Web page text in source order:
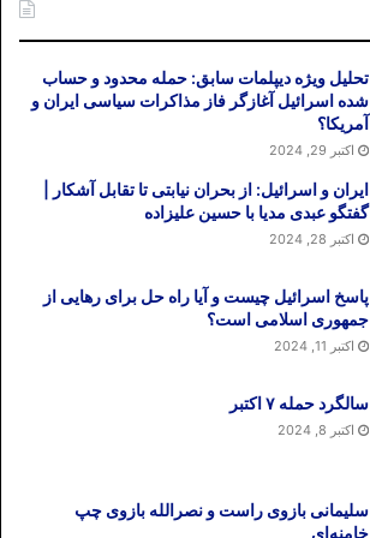
تحلیل ویژه دیپلمات سابق: حمله محدود و حساب
شده اسرائیل آغازگر فاز مذاکرات سیاسی ایران و
آمریکا؟
اکتبر 29, 2024
ایران و اسرائیل: از بحران نیابتی تا تقابل آشکار |
گفتگو عبدی مدیا با حسین علیزاده
اکتبر 28, 2024
پاسخ اسرائیل چیست و آیا راه حل برای رهایی از
جمهوری اسلامی است؟
اکتبر 11, 2024
سالگرد حمله ۷ اکتبر
اکتبر 8, 2024
سلیمانی بازوی راست و نصرالله بازوی چپ
خامنه‌ای